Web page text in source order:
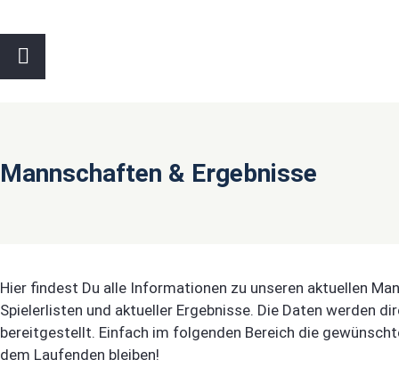
Mannschaften & Ergebnisse
Hier findest Du alle Informationen zu unseren aktuellen
Spielerlisten und aktueller Ergebnisse. Die Daten werden
bereitgestellt. Einfach im folgenden Bereich die
dem Laufenden bleiben!